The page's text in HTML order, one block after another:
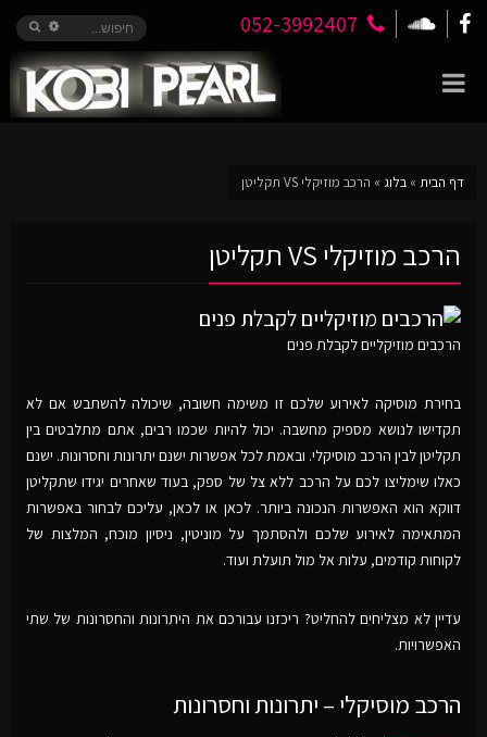
דף הבית» בלוג» הרכב מוזיקלי VS תקליטן
הרכב מוזיקלי VS תקליטן
הרכבים מוזיקליים לקבלת פנים
בחירת מוסיקה לאירוע שלכם זו משימה חשובה, שיכולה להשתבש אם לא
תקדישו לנושא מספיק מחשבה. יכול להיות שכמו רבים, אתם מתלבטים בין
תקליטן לבין הרכב מוסיקלי. ובאמת לכל אפשרות ישנם יתרונות וחסרונות. ישנם
כאלו שימליצו לכם על הרכב ללא צל של ספק, בעוד שאחרים יגידו שתקליטן
דווקא הוא האפשרות הנכונה ביותר. לכאן או לכאן, עליכם לבחור באפשרות
המתאימה לאירוע שלכם ולהסתמך על מוניטין, ניסיון מוכח, המלצות של
לקוחות קודמים, עלות אל מול תועלת ועוד.
עדיין לא מצליחים להחליט? ריכזנו עבורכם את היתרונות והחסרונות של שתי
האפשרויות.
הרכב מוסיקלי – יתרונות וחסרונות